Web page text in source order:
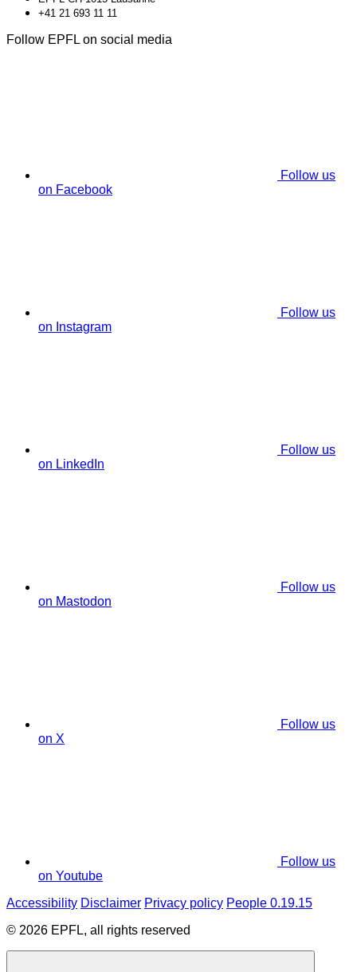
+41 21 693 11 11
Follow EPFL on social media
Follow us
on Facebook
Follow us
on Instagram
Follow us
on LinkedIn
Follow us
on Mastodon
Follow us
on X
Follow us
on Youtube
Accessibility Disclaimer Privacy policy People 0.19.15
© 2026 EPFL, all rights reserved